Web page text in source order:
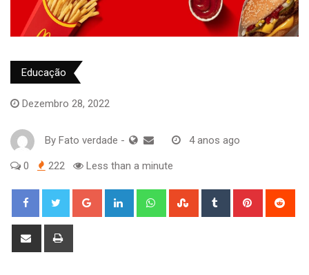
Educação
Dezembro 28, 2022
By Fato verdade - 4 anos ago
0 222 Less than a minute
Google+ LinkedIn WhatsappStumbleUpon
Tumblr Pinterest
Share